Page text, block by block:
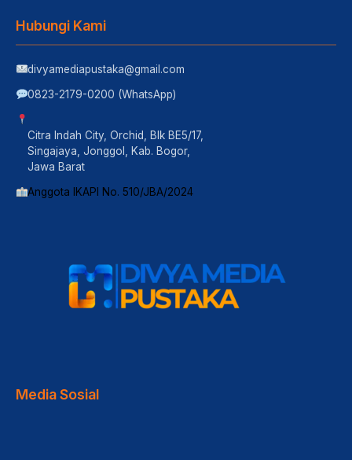
Hubungi Kami
divyamediapustaka@gmail.com
0823-2179-0200 (WhatsApp)
Citra Indah City, Orchid, Blk BE5/17,
Singajaya, Jonggol, Kab. Bogor,
Jawa Barat
Anggota IKAPI No. 510/JBA/2024
Media Sosial